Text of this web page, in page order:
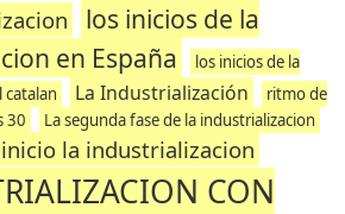
los inicios de la
en España
los inicios de la
catalan
La Industrialización
ritmo de
30
La segunda fase de la industrializacion
la industrializacion
CON